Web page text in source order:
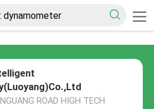
ROAD HIGH TECH